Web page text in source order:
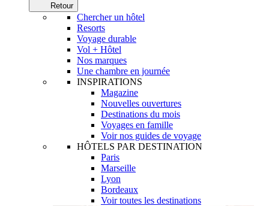
Retour
Chercher un hôtel
Resorts
Voyage durable
Vol + Hôtel
Nos marques
Une chambre en journée
INSPIRATIONS
Magazine
Nouvelles ouvertures
Destinations du mois
Voyages en famille
Voir nos guides de voyage
HÔTELS PAR DESTINATION
Paris
Marseille
Lyon
Bordeaux
Voir toutes les destinations